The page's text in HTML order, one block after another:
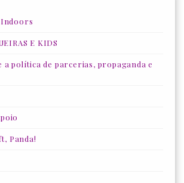
E KIDS
a política de parcerias, propaganda e
Panda!